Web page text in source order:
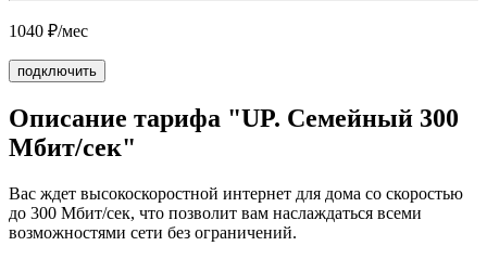
1040 ₽/мес
подключить
Описание тарифа "UP. Семейный 300
Мбит/сек"
Вас ждет высокоскоростной интернет для дома со скоростью
до 300 Мбит/сек, что позволит вам наслаждаться всеми
возможностями сети без ограничений.